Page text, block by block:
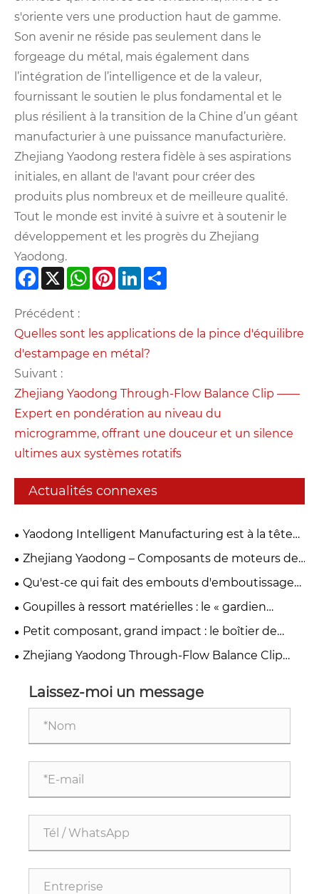
s'oriente vers une production haut de gamme.
Son avenir ne réside pas seulement dans le
forgeage du métal, mais également dans
l’intégration de l’intelligence et de la valeur,
fournissant le soutien le plus fondamental et le
plus résilient à la transition de la Chine d’un géant
manufacturier à une puissance manufacturière.
Zhejiang Yaodong restera fidèle à ses aspirations
initiales, en allant de l'avant pour créer des
produits plus nombreux et de meilleure qualité.
Tout le monde est invité à suivre et à soutenir le
développement et les progrès du Zhejiang
Yaodong.
Facebook
X WhatsApp
PinterestLinkedIn
Précédent :
Quelles sont les applications de la pince d'équilibre
d'estampage en métal?
Suivant :
Zhejiang Yaodong Through-Flow Balance Clip ——
Expert en pondération au niveau du
microgramme, offrant une douceur et un silence
ultimes aux systèmes rotatifs
Actualités connexes
Yaodong Intelligent Manufacturing est à la tête
de l'innovation dans le domaine du matériel de
moteur de précision en 2026
Zhejiang Yaodong – Composants de moteurs de
précision. La force construit la confiance.
Qu'est-ce qui fait des embouts d'emboutissage
en métal le choix préféré pour la fabrication
moderne ?
Goupilles à ressort matérielles : le « gardien
invisible » des machines
Petit composant, grand impact : le boîtier de
balais de moteur est indispensable dans l'industrie
du matériel. Zhejiang Yaodong permet d'améliorer
la fabrication grâce à un savoir-faire méticuleux.
Zhejiang Yaodong Through-Flow Balance Clip
microgramme, offrant une douceur et un silence
ultimes aux systèmes rotatifs
Laissez-moi un message